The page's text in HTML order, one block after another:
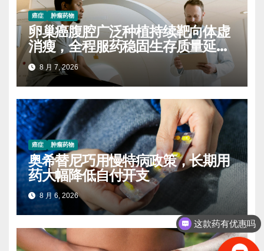
癌症 肿瘤药物
卵巢癌腹腔广泛种植持续靶向体虚
消瘦，全程服药稳固生存质量延缓
进展
8 月 7, 2026
癌症 肿瘤药物
奥希替尼巧用慢特病政策，长期用
药大幅降低自付开支
8 月 6, 2026
这款药有优惠吗